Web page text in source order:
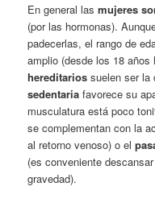
En general lasmujeres
(por las hormonas).
padecerlas, el rango de
amplio (desde los 18
hereditarios suelen ser
sedentaria favorece su
musculatura está poco
se complementan con la
al retorno venoso) o el
(es conveniente
gravedad).